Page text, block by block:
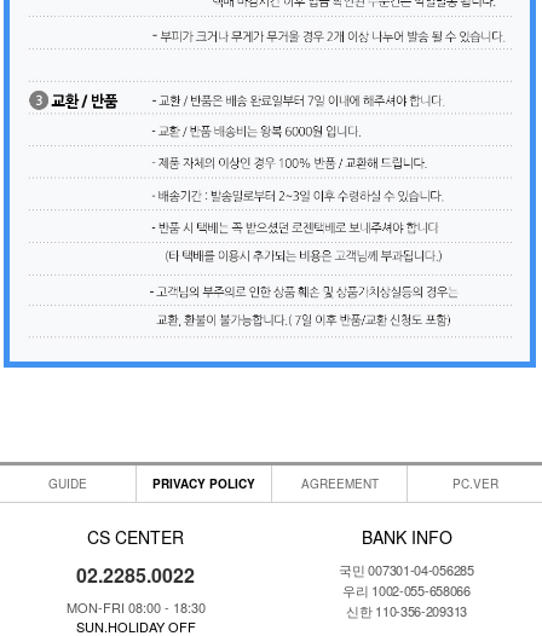
GUIDE PRIVACY POLICY AGREEMENT PC.VER
CS CENTER
02.2285.0022
MON-FRI 08:00 - 18:30
SUN.HOLIDAY OFF
BANK INFO
국민 007301-04-056285
우리 1002-055-658066
신한 110-356-209313